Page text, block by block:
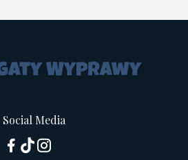
Social Media